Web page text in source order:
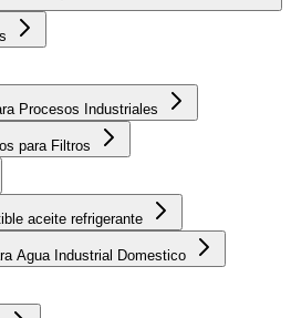
Procesos Industriales
para Filtros
aceite refrigerante
Agua Industrial Domestico